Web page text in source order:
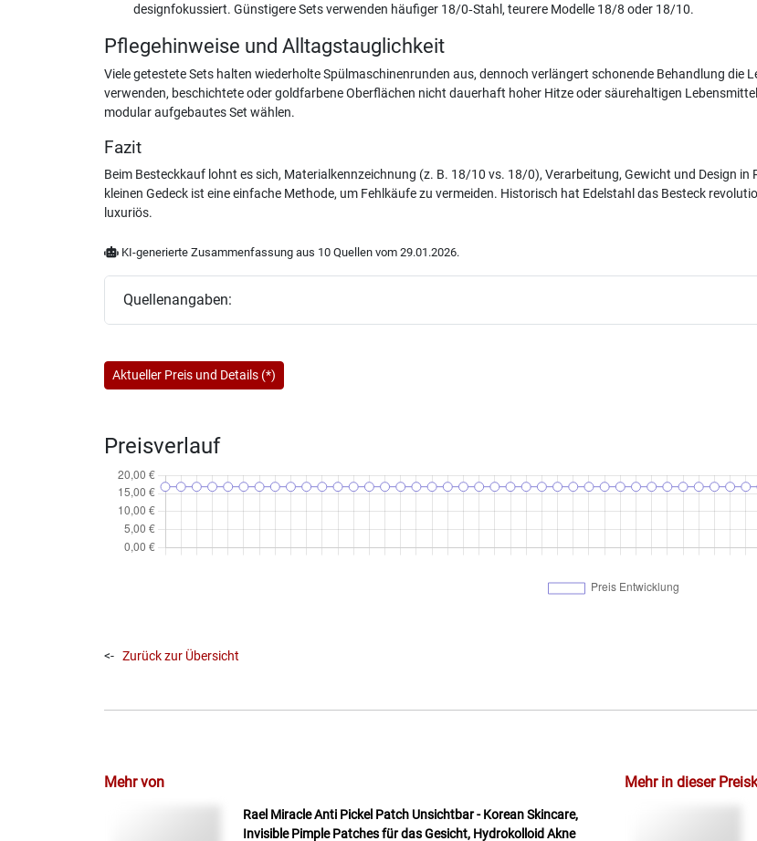
designfokussiert. Günstigere Sets verwenden häufiger 18/0‑Stahl, teurere Modelle 18/8 oder 18/10.
Pflegehinweise und Alltagstauglichkeit
Viele getestete Sets halten wiederholte Spülmaschinenrunden aus, dennoch verlängert schonende Behandlung die
verwenden, beschichtete oder goldfarbene Oberflächen nicht dauerhaft hoher Hitze oder säurehaltigen
modular aufgebautes Set wählen.
Fazit
Beim Besteckkauf lohnt es sich, Materialkennzeichnung (z. B. 18/10 vs. 18/0), Verarbeitung, Gewicht und Design
kleinen Gedeck ist eine einfache Methode, um Fehlkäufe zu vermeiden. Historisch hat Edelstahl das Besteck
luxuriös.
KI-generierte Zusammenfassung aus 10 Quellen vom 29.01.2026.
Quellenangaben:
Aktueller Preis und Details (*)
Preisverlauf
<- Zurück zur Übersicht
Mehr von
Rael Miracle Anti Pickel Patch Unsichtbar - Korean Skincare,
Invisible Pimple Patches für das Gesicht, Hydrokolloid Akne
Mehr in dieser